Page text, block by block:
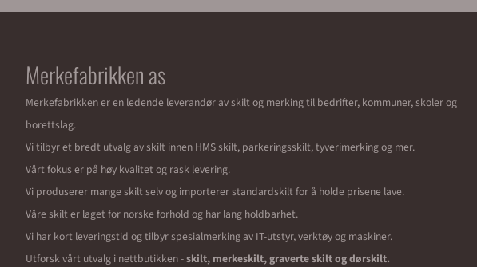
Merkefabrikken as
Merkefabrikken er en ledende leverandør av skilt og merking til bedrifter, kommuner, skoler og
borettslag.
Vi tilbyr et bredt utvalg av skilt innen HMS skilt, parkeringsskilt, tyverimerking og mer.
Vårt fokus er på høy kvalitet og rask levering.
Vi produserer mange skilt selv og importerer standardskilt for å holde prisene lave.
Våre skilt er laget for norske forhold og har lang holdbarhet.
Vi har kort leveringstid og tilbyr spesialmerking av IT-utstyr, verktøy og maskiner.
Utforsk vårt utvalg i nettbutikken -skilt, merkeskilt, graverte skilt og dørskilt.